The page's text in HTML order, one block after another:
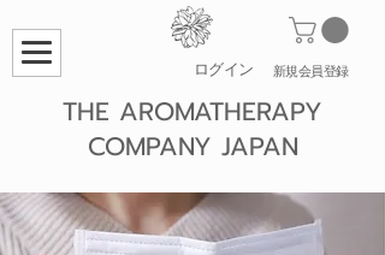
​新規会員登録
ログイン
THE AROMATHERAPY
COMPANY JAPAN